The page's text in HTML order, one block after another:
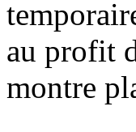
au profit
montre